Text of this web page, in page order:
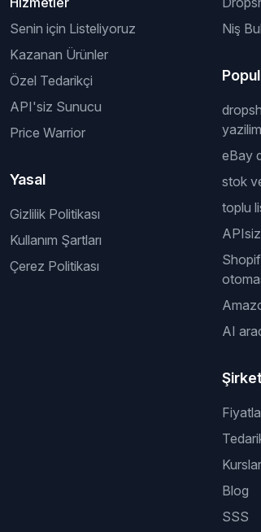
Senin için Listeliyoruz
Kazanan Ürünler
Özel Tedarikçi
API'siz Sunucu
Price Warrior
Yasal
Gizlilik Politikası
Kullanım Şartları
Çerez Politikası
Niş
eBay
stok
toplu
AI
Şirket
Kurslar
Blog
SSS